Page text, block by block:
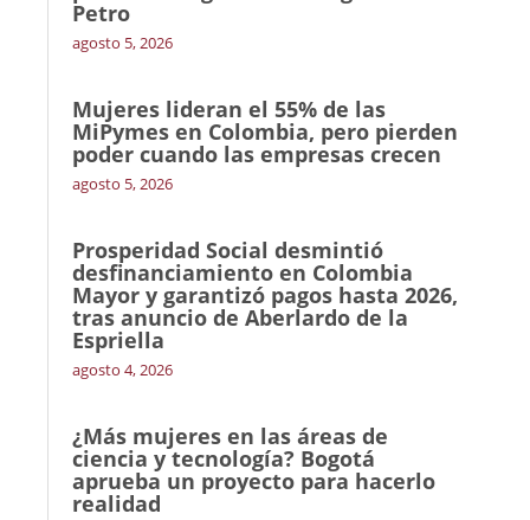
Petro
agosto 5, 2026
Mujeres lideran el 55% de las
MiPymes en Colombia, pero pierden
poder cuando las empresas crecen
agosto 5, 2026
Prosperidad Social desmintió
desfinanciamiento en Colombia
Mayor y garantizó pagos hasta 2026,
tras anuncio de Aberlardo de la
Espriella
agosto 4, 2026
¿Más mujeres en las áreas de
ciencia y tecnología? Bogotá
aprueba un proyecto para hacerlo
realidad